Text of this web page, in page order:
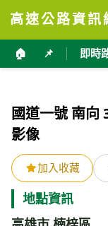
高速公路資訊
🏠 📌 即時
國道一號 南向
影像
加入收藏
地點資訊